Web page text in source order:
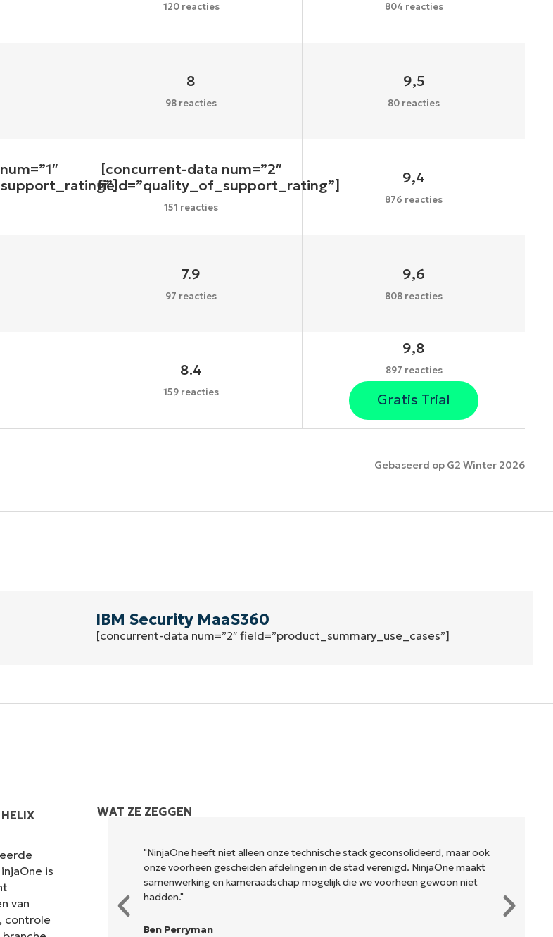
120 reacties 804 reacties
8
98 reacties
9,5
80 reacties
[concurrent-data num=”2″
field=”quality_of_support_rating”]
151 reacties
9,4
876 reacties
7.9
97 reacties
9,6
808 reacties
8.4
159 reacties
9,8
897 reacties
Gratis Trial
Gebaseerd op G2 Winter 2026
IBM Security MaaS360
[concurrent-data num=”2″ field=”product_summary_use_cases”]
is
van
controle
WAT ZE ZEGGEN
wat
maakt
"NinjaOne heeft niet alleen onze technische stack geconsolideerd, maar ook
onze voorheen gescheiden afdelingen in de stad verenigd. NinjaOne maakt
samenwerking en kameraadschap mogelijk die we voorheen gewoon niet
hadden."
Ben Perryman
First
number*
name*